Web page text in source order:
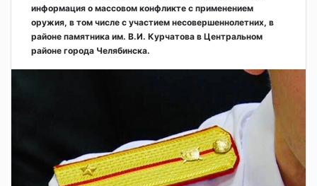
информация о массовом конфликте с применением
оружия, в том числе с участием несовершеннолетних, в
районе памятника им. В.И. Курчатова в Центральном
районе города Челябинска.